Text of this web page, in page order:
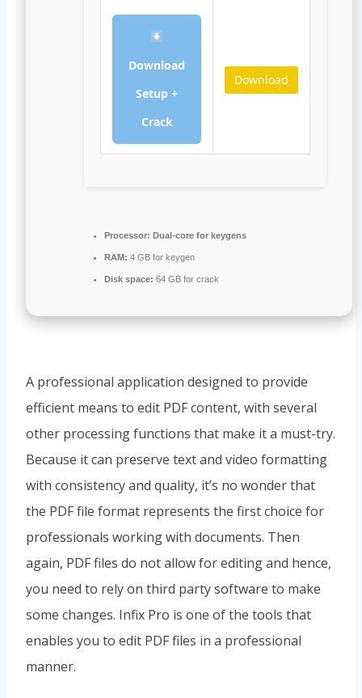
Download
Setup +
Crack
Download
Processor: Dual-core for keygens
RAM: 4 GB for keygen
Disk space: 64 GB for crack
A professional application designed to provide
efficient means to edit PDF content, with several
other processing functions that make it a must-try.
Because it can preserve text and video formatting
with consistency and quality, it’s no wonder that
the PDF file format represents the first choice for
professionals working with documents. Then
again, PDF files do not allow for editing and hence,
you need to rely on third party software to make
some changes. Infix Pro is one of the tools that
enables you to edit PDF files in a professional
manner.